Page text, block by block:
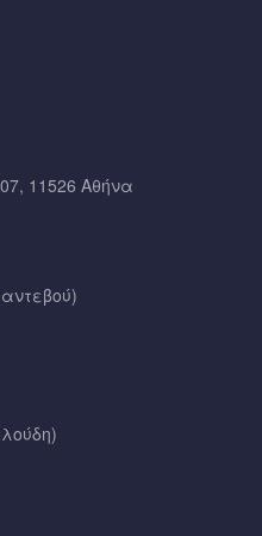
11526 Αθήνα